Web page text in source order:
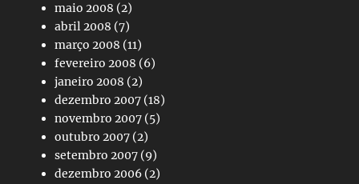
maio 2008 (2)
abril 2008 (7)
março 2008 (11)
fevereiro 2008 (6)
janeiro 2008 (2)
dezembro 2007 (18)
novembro 2007 (5)
outubro 2007 (2)
setembro 2007 (9)
dezembro 2006 (2)